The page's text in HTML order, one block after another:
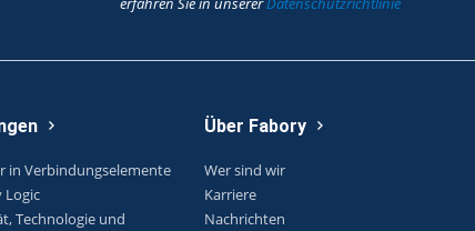
in Verbindungselemente
Logic
Technologie und
Über Fabory
Wer sind wir
Karriere
Nachrichten